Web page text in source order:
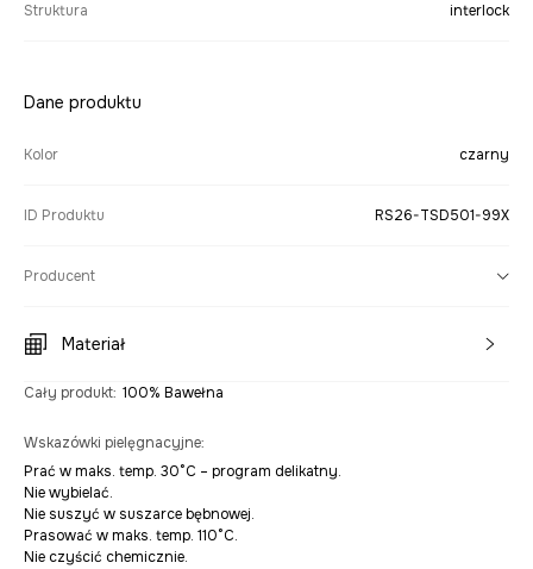
Struktura interlock
Dane produktu
Kolor czarny
ID Produktu RS26-TSD501-99X
Producent
Materiał
Cały produkt: 100% Bawełna
Wskazówki pielęgnacyjne:
Prać w maks. temp. 30°C – program delikatny.
Nie wybielać.
Nie suszyć w suszarce bębnowej.
Prasować w maks. temp. 110°C.
Nie czyścić chemicznie.